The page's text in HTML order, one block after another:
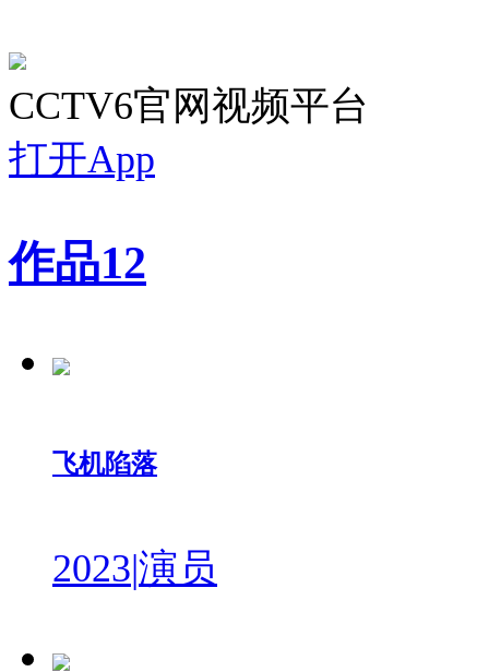
CCTV6官网视频平台
打开App
作品12
飞机陷落
2023|演员